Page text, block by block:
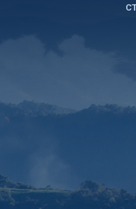
Вы
здесь